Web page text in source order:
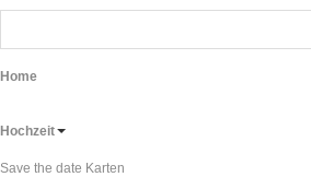
Home
Hochzeit
Save the date Karten